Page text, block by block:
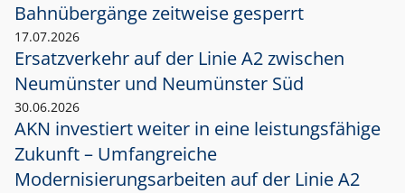
Bahnübergänge zeitweise gesperrt
17.07.2026
Ersatzverkehr auf der Linie A2 zwischen
Neumünster und Neumünster Süd
30.06.2026
AKN investiert weiter in eine leistungsfähige
Zukunft – Umfangreiche
Modernisierungsarbeiten auf der Linie A2